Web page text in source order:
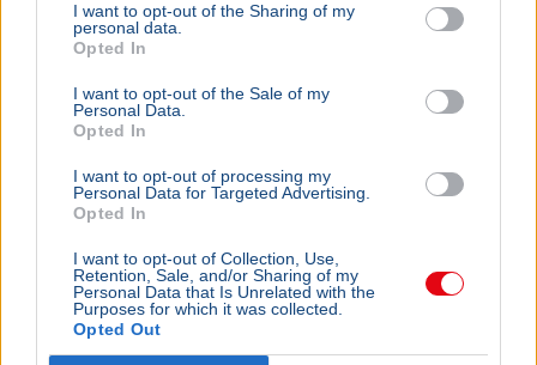
I want to opt-out of the Sharing of my
personal data.
Opted In
I want to opt-out of the Sale of my
Personal Data.
Opted In
I want to opt-out of processing my
Personal Data for Targeted Advertising.
Opted In
I want to opt-out of Collection, Use,
Retention, Sale, and/or Sharing of my
Personal Data that Is Unrelated with the
Purposes for which it was collected.
Opted Out